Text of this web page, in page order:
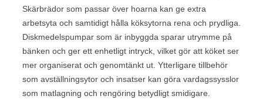
Skärbrädor som passar över hoarna kan ge extra
arbetsyta och samtidigt hålla köksytorna rena och prydliga.
Diskmedelspumpar som är inbyggda sparar utrymme på
bänken och ger ett enhetligt intryck, vilket gör att köket ser
mer organiserat och genomtänkt ut. Ytterligare tillbehör
som avställningsytor och insatser kan göra vardagssysslor
som matlagning och rengöring betydligt smidigare.